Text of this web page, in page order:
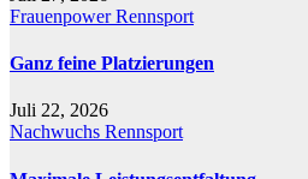
FrauenpowerRennsport
Ganz feine Platzierungen
Juli 22, 2026
Nachwuchs Rennsport